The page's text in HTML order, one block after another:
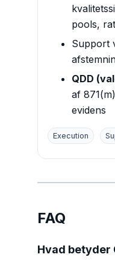
pools,
Support
QDD
af
evidens
Execution
FAQ
Hvad betyder